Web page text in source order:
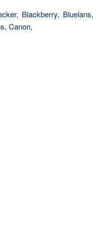
Blackberry, Bluelans,
Canon,